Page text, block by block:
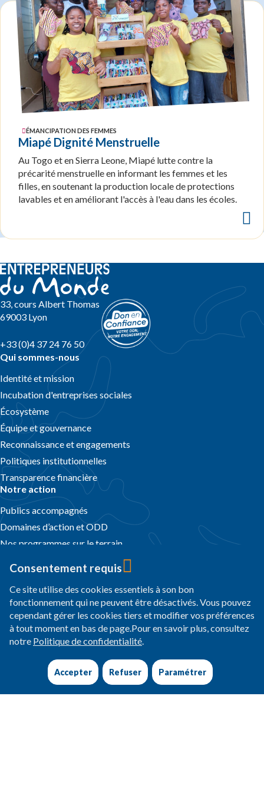
Consentement requis
Ce site utilise des cookies essentiels à son bon
fonctionnement qui ne peuvent être désactivés. Vous pouvez
cependant gérer les cookies tiers et modifier vos préférences
à tout moment en bas de page.Pour en savoir plus, consultez
notre Politique de confidentialité.
Accepter Refuser Paramétrer
ÉMANCIPATION DES FEMMES
Miapé Dignité Menstruelle
Au Togo et en Sierra Leone, Miapé lutte contre la
précarité menstruelle en informant les femmes et les
filles, en soutenant la production locale de protections
lavables et en améliorant l'accès à l'eau dans les écoles.
33, cours Albert Thomas
69003 Lyon
+33 (0)4 37 24 76 50
Qui sommes-nous
Identité et mission
Incubation d'entreprises sociales
Écosystème
Équipe et gouvernance
Reconnaissance et engagements
Politiques institutionnelles
Transparence financière
Notre action
Publics accompagnés
Domaines d’action et ODD
Nos programmes sur le terrain
Actualités et dossiers
Agir avec nous
Faire un don
Legs & assurance vie
Entreprises et fondations
Agir autrement
Nos partenaires